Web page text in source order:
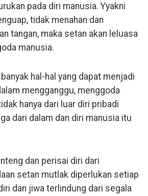
pada diri manusia. Yyakni
tidak menahan dan
tangan, maka setan akan leluasa
manusia.
hal-hal yang dapat menjadi
mengganggu, menggoda
hanya dari luar diri pribadi
dari dalam dan diri manusia itu
dan perisai diri dari
setan mutlak diperlukan setiap
dan jiwa terlindung dari segala